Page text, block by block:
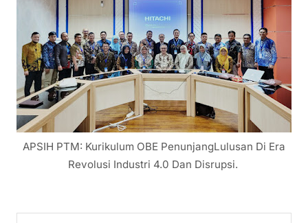
APSIH PTM: Kurikulum OBE PenunjangLulusan Di Era
Revolusi Industri 4.0 Dan Disrupsi.